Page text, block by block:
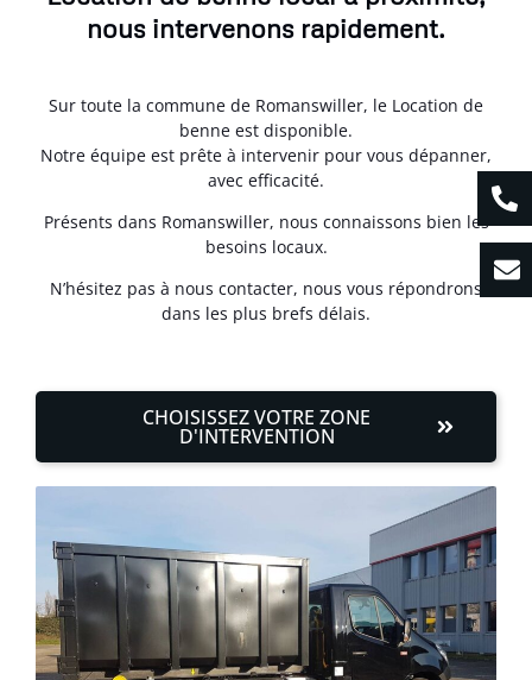
nous intervenons rapidement.
Sur toute la commune de Romanswiller, le Location de
benne est disponible.
Notre équipe est prête à intervenir pour vous dépanner,
avec efficacité.
Présents dans Romanswiller, nous connaissons bien les
besoins locaux.
N’hésitez pas à nous contacter, nous vous répondrons
dans les plus brefs délais.
CHOISISSEZ VOTRE ZONE
D'INTERVENTION